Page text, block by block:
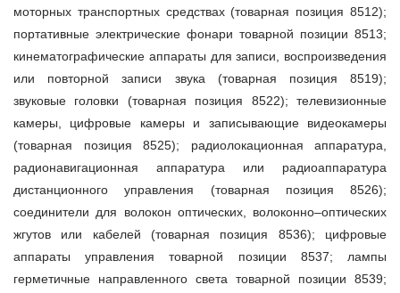
моторных транспортных средствах (товарная позиция 8512);
портативные электрические фонари товарной позиции 8513;
кинематографические аппараты для записи, воспроизведения
или повторной записи звука (товарная позиция 8519);
звуковые головки (товарная позиция 8522); телевизионные
камеры, цифровые камеры и записывающие видеокамеры
(товарная позиция 8525); радиолокационная аппаратура,
радионавигационная аппаратура или радиоаппаратура
дистанционного управления (товарная позиция 8526);
соединители для волокон оптических, волоконно–оптических
жгутов или кабелей (товарная позиция 8536); цифровые
аппараты управления товарной позиции 8537; лампы
герметичные направленного света товарной позиции 8539;